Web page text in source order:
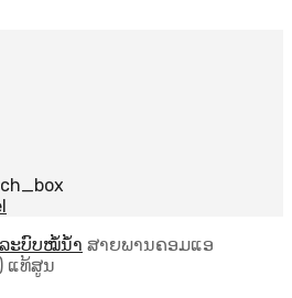
ະບົບໝໍ້ນ້ຳ ສາຍພານຄອມແອ
ແທ້ສູນ